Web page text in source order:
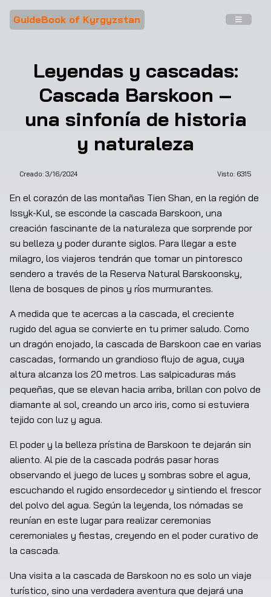
GuideBook of Kyrgyzstan
Leyendas y cascadas:
Cascada Barskoon –
una sinfonía de historia
y naturaleza
Creado: 3/16/2024 Visto: 6315
En el corazón de las montañas Tien Shan, en la región de
Issyk-Kul, se esconde la cascada Barskoon, una
creación fascinante de la naturaleza que sorprende por
su belleza y poder durante siglos. Para llegar a este
milagro, los viajeros tendrán que tomar un pintoresco
sendero a través de la Reserva Natural Barskoonsky,
llena de bosques de pinos y ríos murmurantes.
A medida que te acercas a la cascada, el creciente
rugido del agua se convierte en tu primer saludo. Como
un dragón enojado, la cascada de Barskoon cae en varias
cascadas, formando un grandioso flujo de agua, cuya
altura alcanza los 20 metros. Las salpicaduras más
pequeñas, que se elevan hacia arriba, brillan con polvo de
diamante al sol, creando un arco iris, como si estuviera
tejido con luz y agua.
El poder y la belleza prístina de Barskoon te dejarán sin
aliento. Al pie de la cascada podrás pasar horas
observando el juego de luces y sombras sobre el agua,
escuchando el rugido ensordecedor y sintiendo el frescor
del polvo del agua. Según la leyenda, los nómadas se
reunían en este lugar para realizar ceremonias
ceremoniales y fiestas, creyendo en el poder curativo de
la cascada.
Una visita a la cascada de Barskoon no es solo un viaje
turístico, sino una verdadera aventura que dejará una